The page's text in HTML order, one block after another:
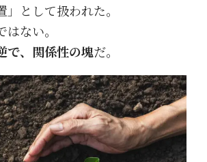
として扱われた。
ない。
で、関係性の塊だ。